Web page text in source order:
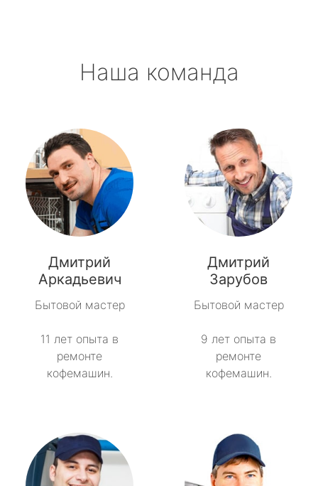
Наша команда
Дмитрий
Аркадьевич
Бытовой мастер
11 лет опыта в
ремонте
кофемашин.
Дмитрий
Зарубов
Бытовой мастер
9 лет опыта в
ремонте
кофемашин.